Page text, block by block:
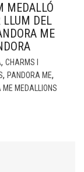
MEDALLÓ
LLUM DEL
ME
, CHARMS I
, PANDORA ME,
ME MEDALLIONS